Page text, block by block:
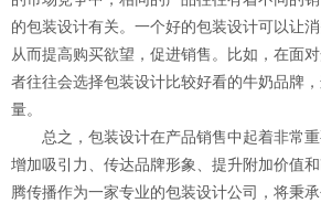
的包装设计有关。一个好的包装设计可以让
从而提高购买欲望，促进销售。比如，在面
者往往会选择包装设计比较好看的牛奶品牌
量。
总之，包装设计在产品销售中起着非常重
增加吸引力、传达品牌形象、提升附加价值
腾传播作为一家专业的包装设计公司，将秉